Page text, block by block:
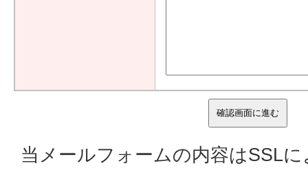
当メールフォームの内容はSSL